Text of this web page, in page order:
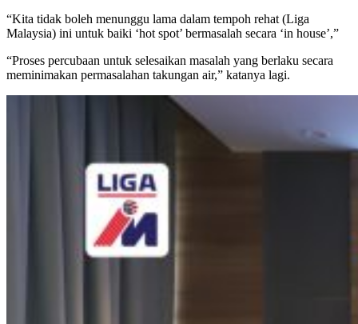
“Kita tidak boleh menunggu lama dalam tempoh rehat (Liga
Malaysia) ini untuk baiki ‘hot spot’ bermasalah secara ‘in house’,”
“Proses percubaan untuk selesaikan masalah yang berlaku secara
meminimakan permasalahan takungan air,” katanya lagi.